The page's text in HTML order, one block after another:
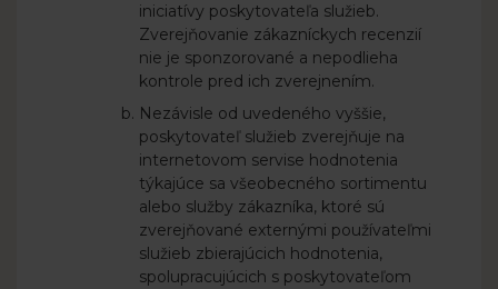
iniciatívy poskytovateľa služieb.
Zverejňovanie zákazníckych recenzií
nie je sponzorované a nepodlieha
kontrole pred ich zverejnením.
Nezávisle od uvedeného vyššie,
poskytovateľ služieb zverejňuje na
internetovom servise hodnotenia
týkajúce sa všeobecného sortimentu
alebo služby zákazníka, ktoré sú
zverejňované externými používateľmi
služieb zbierajúcich hodnotenia,
spolupracujúcich s poskytovateľom